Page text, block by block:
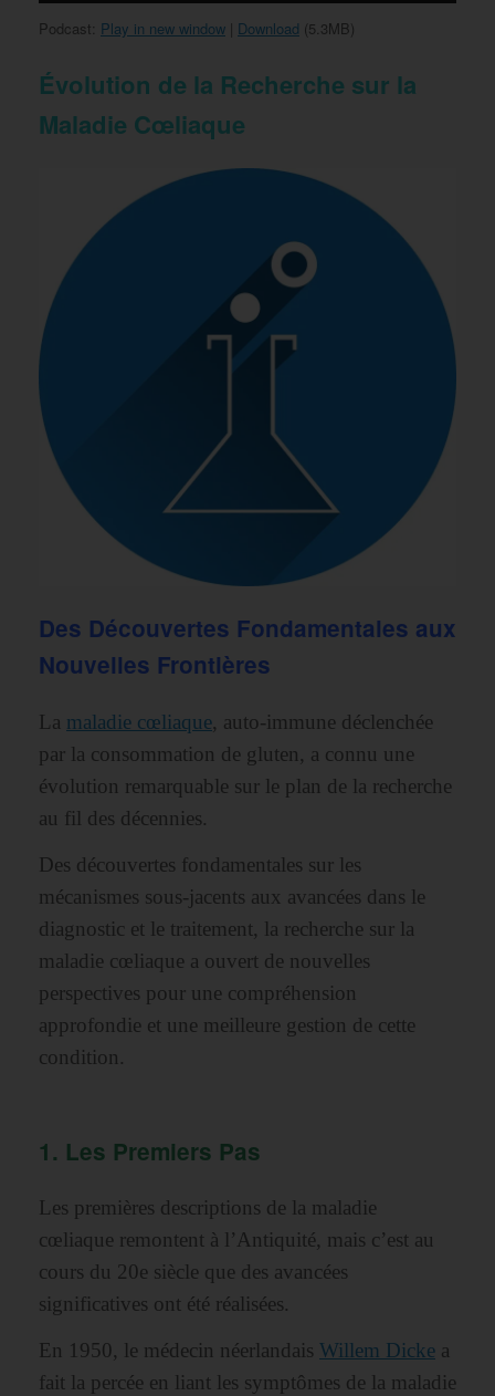
Podcast: Play in new window Download (5.3MB)
Évolution de la Recherche sur la
Maladie Cœliaque
Des Découvertes Fondamentales aux
Nouvelles Frontières
La maladie cœliaque, auto-immune déclenchée
par la consommation de gluten, a connu une
évolution remarquable sur le plan de la recherche
au fil des décennies.
Des découvertes fondamentales sur les
mécanismes sous-jacents aux avancées dans le
diagnostic et le traitement, la recherche sur la
maladie cœliaque a ouvert de nouvelles
perspectives pour une compréhension
approfondie et une meilleure gestion de cette
condition.
1. Les Premiers Pas
Les premières descriptions de la maladie
cœliaque remontent à l’Antiquité, mais c’est au
cours du 20e siècle que des avancées
significatives ont été réalisées.
En 1950, le médecin néerlandais Willem Dicke a
fait la percée en liant les symptômes de la maladie